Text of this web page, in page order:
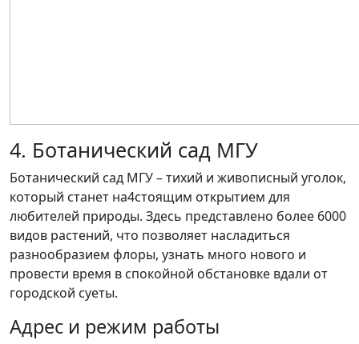
4. Ботанический сад МГУ
Ботанический сад МГУ – тихий и живописный уголок,
который станет на4стоящим открытием для
любителей природы. Здесь представлено более 6000
видов растений, что позволяет насладиться
разнообразием флоры, узнать много нового и
провести время в спокойной обстановке вдали от
городской суеты.
Адрес и режим работы